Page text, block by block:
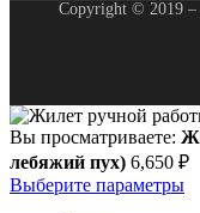
Copyright © 2019 –
Вы просматриваете:
лебяжий пух) 6,650 ₽
Выберите параметры